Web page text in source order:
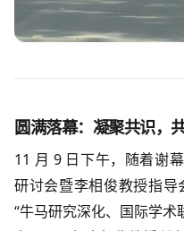
圆满落幕：凝聚共识，
11 月 9 日下午，随着谢
研讨会暨李相俊教授指
“牛马研究深化、国际学术